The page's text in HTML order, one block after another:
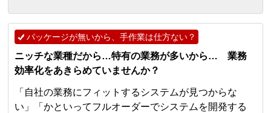
パッケージが無いから、手作業は仕方ない？
ニッチな業種だから…特有の業務が多いから… 業務
効率化をあきらめていませんか？
「自社の業務にフィットするシステムが見つからな
い」「かといってフルオーダーでシステムを開発する